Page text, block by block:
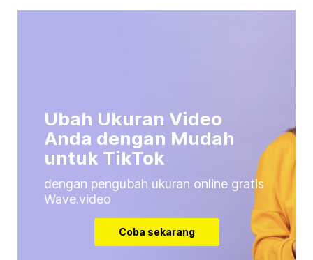
Ubah Ukuran Video
Anda dengan Mudah
untuk TikTok
dengan pengubah ukuran online gratis
Wave.video
Coba sekarang